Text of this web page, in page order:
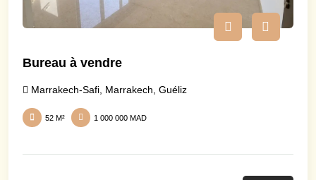
Bureau à vendre
Marrakech-Safi, Marrakech, Guéliz
52 M² 1 000 000 MAD